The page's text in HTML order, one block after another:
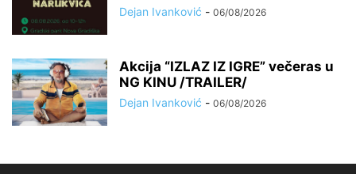
Dejan Ivanković - 06/08/2026
Akcija “IZLAZ IZ IGRE” večeras u
NG KINU /TRAILER/
Dejan Ivanković - 06/08/2026